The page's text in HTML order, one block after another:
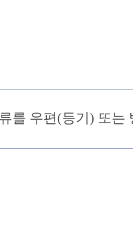
를 우편(등기) 또는